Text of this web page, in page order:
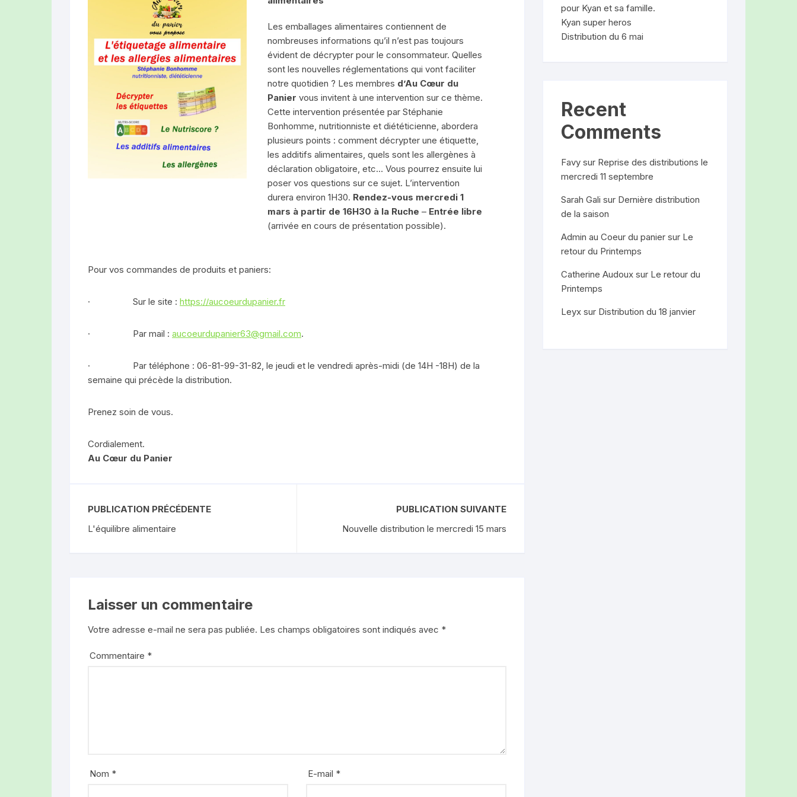
Savons
Tisanes
Eaux florales /
Macerats/Huiles essentielles
ROUGE DES DOMES (JOZE)
LES CHÈVRES DE LA
LIMAGNE (AUBIAT)
LE COIN DU LEVAIN
(CLERMONT-FERRAND)
LUC FILLERE
Les emballages alimentaires contiennent de
nombreuses informations qu’il n’est pas toujours
évident de décrypter pour le consommateur. Quelles
sont les nouvelles réglementations qui vont faciliter
notre quotidien ? Les membres d’Au Cœur du
Panier vous invitent à une intervention sur ce thème.
Cette intervention présentée par Stéphanie
Bonhomme, nutritionniste et diététicienne, abordera
plusieurs points : comment décrypter une étiquette,
les additifs alimentaires, quels sont les allergènes à
déclaration obligatoire, etc… Vous pourrez ensuite lui
poser vos questions sur ce sujet. L’intervention
durera environ 1H30. Rendez-vous mercredi 1
mars à partir de 16H30 à la Ruche – Entrée libre
(arrivée en cours de présentation possible).
Pour vos commandes de produits et paniers:
· Sur le site : https://aucoeurdupanier.fr
· Par mail : aucoeurdupanier63@gmail.com.
· Par téléphone : 06-81-99-31-82, le jeudi et le vendredi après-midi (de 14H -18H) de la
semaine qui précède la distribution.
Prenez soin de vous.
Cordialement.
Au Cœur du Panier
PUBLICATION PRÉCÉDENTE
L'équilibre alimentaire
PUBLICATION SUIVANTE
Nouvelle distribution le mercredi 15 mars
Laisser un commentaire
Votre adresse e-mail ne sera pas publiée. Les champs obligatoires sont indiqués avec *
Commentaire *
Nom * E-mail *
pour Kyan et sa famille.
Kyan super heros
Distribution du 6 mai
Recent
Comments
Favy sur Reprise des distributions le
mercredi 11 septembre
Sarah Gali sur Dernière distribution
de la saison
Admin au Coeur du panier sur Le
retour du Printemps
Catherine Audoux sur Le retour du
Printemps
Leyx sur Distribution du 18 janvier